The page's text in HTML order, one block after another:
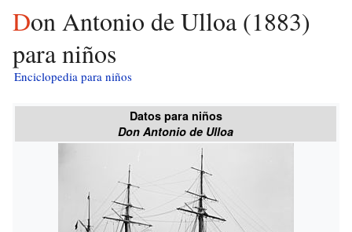
Don Antonio de Ulloa (1883)
para niños
Enciclopedia para niños
Datos para niños
Don Antonio de Ulloa